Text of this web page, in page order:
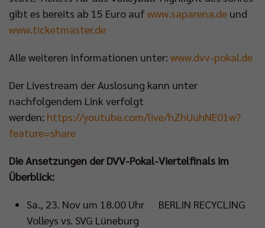
gibt es bereits ab 15 Euro auf www.saparena.de und
www.ticketmaster.de
Alle weiteren Informationen unter: www.dvv-pokal.de
Der Livestream der Auslosung kann unter
nachfolgendem Link verfolgt
werden: https://youtube.com/live/hZhUuhNE01w?
feature=share
Die Ansetzungen der DVV-Pokal-Viertelfinals im
Überblick:
Sa., 23. Nov um 18.00 Uhr BERLIN RECYCLING
Volleys vs. SVG Lüneburg